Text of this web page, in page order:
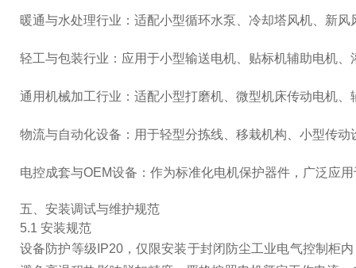
暖通与水处理行业：适配小型循环水泵、冷却塔风机、新
轻工与包装行业：应用于小型输送电机、贴标机辅助电机
通用机械加工行业：适配小型打磨机、微型机床传动电机
物流与自动化设备：用于轻型分拣线、移栽机构、小型传
电控成套与OEM设备：作为标准化电机保护器件，广泛应
五、安装调试与维护规范
5.1 安装规范
设备防护等级IP20，仅限安装于封闭防尘工业电气控制柜